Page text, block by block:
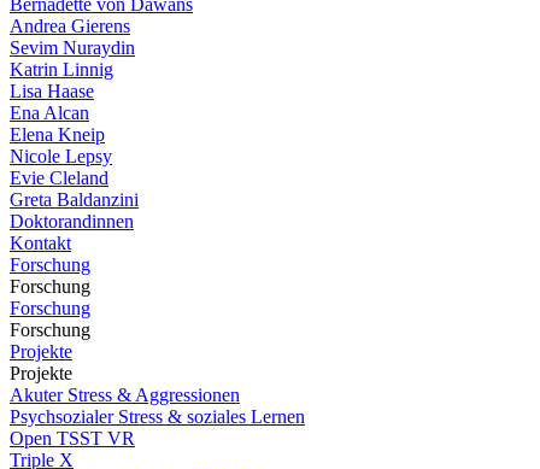
Bernadette von Dawans
Andrea Gierens
Sevim Nuraydin
Katrin Linnig
Lisa Haase
Ena Alcan
Elena Kneip
Nicole Lepsy
Evie Cleland
Greta Baldanzini
Doktorandinnen
Kontakt
Forschung
Forschung
Forschung
Forschung
Projekte
Projekte
Akuter Stress & Aggressionen
Psychsozialer Stress & soziales Lernen
Open TSST VR
Triple X